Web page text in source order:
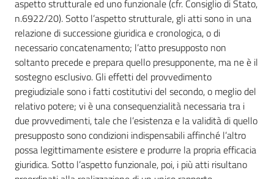
aspetto strutturale ed uno funzionale (cfr. Consiglio di Stato,
n.6922/20). Sotto l’aspetto strutturale, gli atti sono in una
relazione di successione giuridica e cronologica, o di
necessario concatenamento; l’atto presupposto non
soltanto precede e prepara quello presupponente, ma ne è il
sostegno esclusivo. Gli effetti del provvedimento
pregiudiziale sono i fatti costitutivi del secondo, o meglio del
relativo potere; vi è una consequenzialità necessaria tra i
due provvedimenti, tale che l’esistenza e la validità di quello
presupposto sono condizioni indispensabili affinché l’altro
possa legittimamente esistere e produrre la propria efficacia
giuridica. Sotto l’aspetto funzionale, poi, i più atti risultano